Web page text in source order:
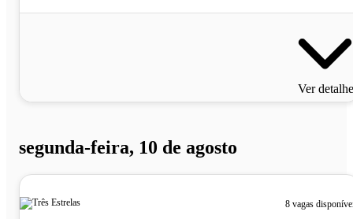
Ver
segunda-feira, 10 de agosto
8 vagas